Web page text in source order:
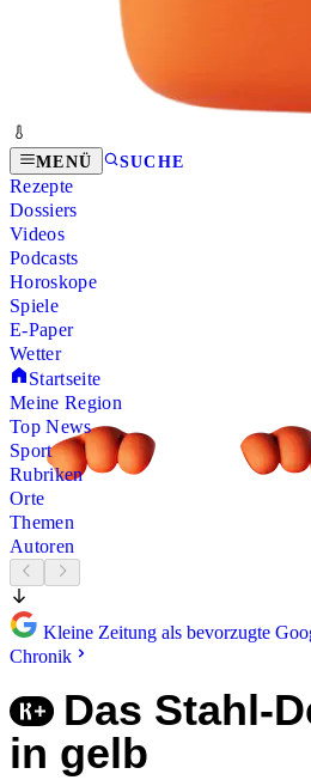
MENÜ SUCHE
Rezepte
Dossiers
Videos
Podcasts
Horoskope
Spiele
E-Paper
Wetter
Startseite
Meine Region
Top News
Sport
Rubriken
Orte
Themen
Autoren
Kleine Zeitung als bevorzugte
Chronik
Das Stahl-
in gelb